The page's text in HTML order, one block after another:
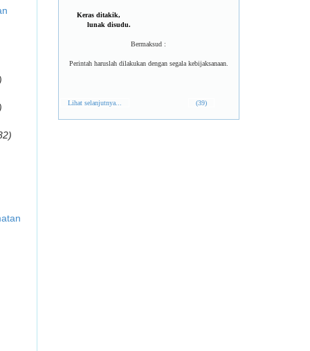
Keras ditakik,
lunak disudu.
Bermaksud :
Perintah haruslah dilakukan dengan segala kebijaksanaan.
Lihat selanjutnya... (39)